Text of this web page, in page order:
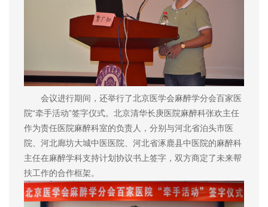
会议进行期间，还举行了北京医学会麻醉学分会百家医
院“牵手活动”签字仪式。北京清华长庚医院麻醉科张欢主任
作为责任医院麻醉科室的负责人，分别与河北省泊头市医
院、河北廊坊大城中医医院、河北省涿鹿县中医院的麻醉科
主任在麻醉学科支持计划协议书上签字，双方商定了未来帮
扶工作的合作框架。